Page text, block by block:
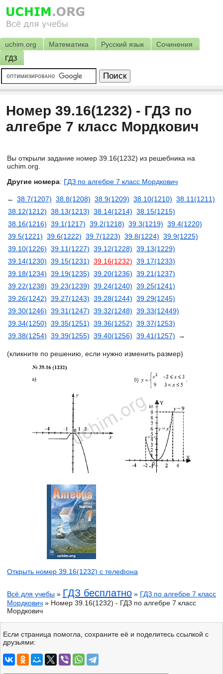
uchim.org Математика Русский язык
Сочинения
ГДЗ
Номер 39.16(1232) - ГДЗ по
алгебре 7 класс Мордкович
Вы открыли задание номер 39.16(1232) из решебника на
uchim.org.
Другие номера: ГДЗ по алгебре 7 класс Мордкович
← 38.7(1207) 38.8(1208) 38.9(1209) 38.10(1210) 38.11(1211)
38.12(1212) 38.13(1213) 38.14(1214) 38.15(1215)
38.16(1216) 39.1(1217) 39.2(1218) 39.3(1219) 39.4(1220)
39.5(1221) 39.6(1222) 39.7(1223) 39.8(1224) 39.9(1225)
39.10(1226) 39.11(1227) 39.12(1228) 39.13(1229)
39.14(1230) 39.15(1231) 39.16(1232) 39.17(1233)
39.18(1234) 39.19(1235) 39.20(1236) 39.21(1237)
39.22(1238) 39.23(1239) 39.24(1240) 39.25(1241)
39.26(1242) 39.27(1243) 39.28(1244) 39.29(1245)
39.30(1246) 39.31(1247) 39.32(1248) 39.33(12449)
39.34(1250) 39.35(1251) 39.36(1252) 39.37(1253)
39.38(1254) 39.39(1255) 39.40(1256) 39.41(1257) →
(кликните по решению, если нужно изменить размер)
Открыть номер 39.16(1232) с телефона
Всё для учебы » ГДЗ бесплатно » ГДЗ по алгебре 7 класс
Мордкович » Номер 39.16(1232) - ГДЗ по алгебре 7 класс
Мордкович
Если страница помогла, сохраните её и поделитесь ссылкой с
друзьями: